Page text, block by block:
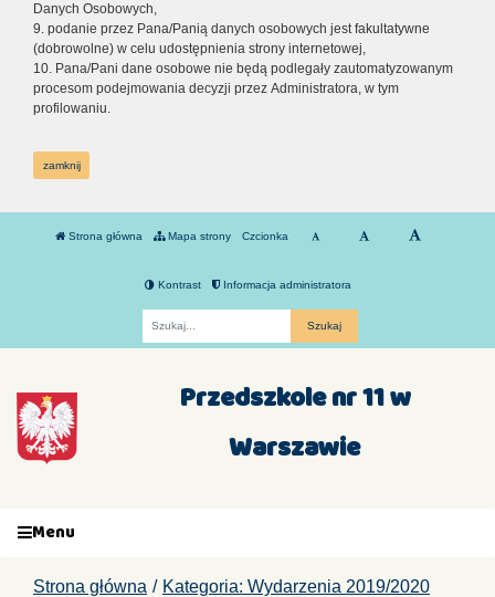
Danych Osobowych,
9. podanie przez Pana/Panią danych osobowych jest fakultatywne
(dobrowolne) w celu udostępnienia strony internetowej,
10. Pana/Pani dane osobowe nie będą podlegały zautomatyzowanym
procesom podejmowania decyzji przez Administratora, w tym
profilowaniu.
zamknij
Strona główna Mapa strony Czcionka
Kontrast Informacja administratora
Przedszkole nr 11 w
Warszawie
Menu
Strona główna
Kategoria: Wydarzenia 2019/2020